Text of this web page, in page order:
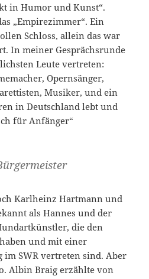
in Humor und Kunst“.
„Empirezimmer“. Ein
Schloss, allein das war
In meiner Gesprächsrunde
Leute vertreten:
Opernsänger,
Musiker, und ein
in Deutschland lebt und
für Anfänger“
Karlheinz Hartmann und
als Hannes und der
die den
und mit einer
im SWR vertreten sind. Aber
Albin Braig erzählte von